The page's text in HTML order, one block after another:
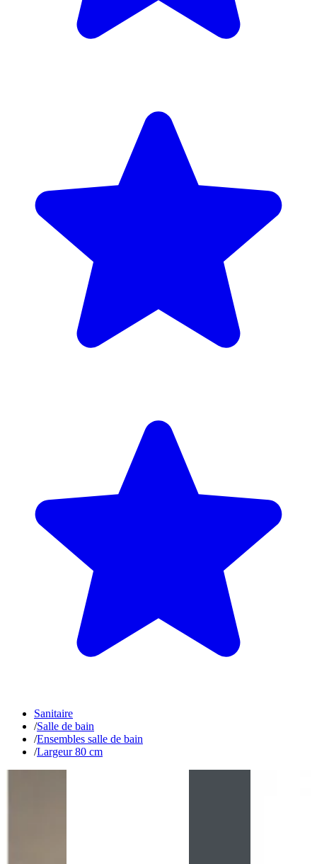
Sanitaire
/Salle de bain
/Ensembles salle de bain
/Largeur 80 cm